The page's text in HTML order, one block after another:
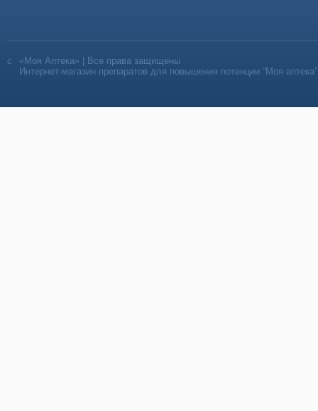
«Моя Аптека» | Все права защищены
Интернет-магазин препаратов для повышения потенции “Моя